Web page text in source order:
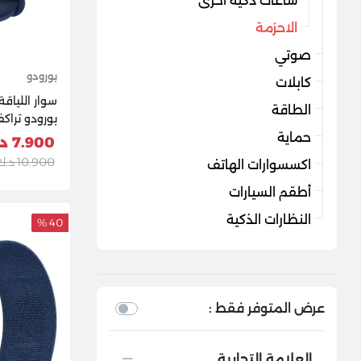
بورودو
سوار
بورودو
7.900 د.ك
10.900 د.ك
40 %
الاحزمة
صوتي
كابلات
الطاقة
حماية
اكسسوارات الهاتف
أطقم السيارات
النظارات الذكية
عرض المتوفر فقط :